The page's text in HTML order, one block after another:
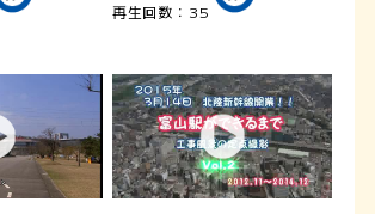
再生回数：35